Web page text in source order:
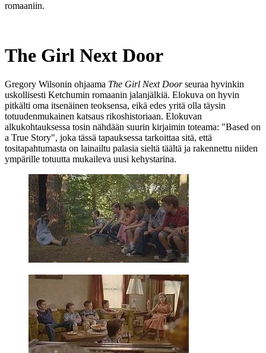
romaaniin.
The Girl Next Door
Gregory Wilsonin ohjaama The Girl Next Doorseuraa hyvinkin
uskollisesti Ketchumin romaanin jalanjälkiä. Elokuva on hyvin
pitkälti oma itsenäinen teoksensa, eikä edes yritä olla täysin
totuudenmukainen katsaus rikoshistoriaan. Elokuvan
alkukohtauksessa tosin nähdään suurin kirjaimin toteama: "Based on
a True Story", joka tässä tapauksessa tarkoittaa sitä, että
tositapahtumasta on lainailtu palasia sieltä täältä ja rakennettu niiden
ympärille totuutta mukaileva uusi kehystarina.